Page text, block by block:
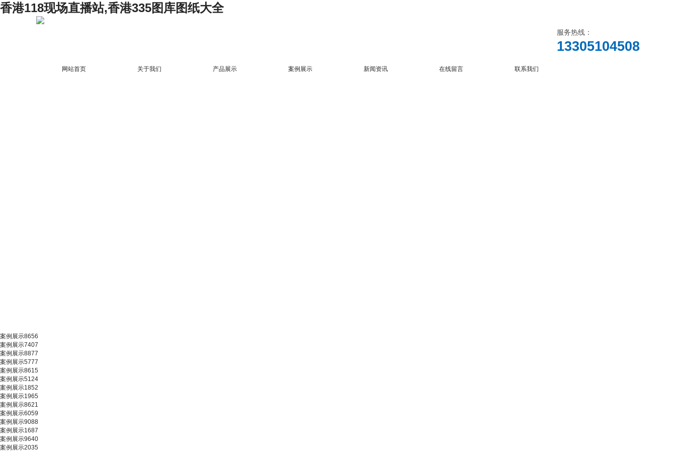
香港118现场直播站,香港335图库图纸大全
服务热线：
13305104508
网站首页 关于我们 产品展示 案例展示 新闻资讯 在线留言 联系我们
案例展示8656
案例展示7407
案例展示8877
案例展示5777
案例展示8615
案例展示5124
案例展示1852
案例展示1965
案例展示8621
案例展示6059
案例展示9088
案例展示1687
案例展示9640
案例展示2035